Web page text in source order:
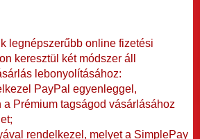
legnépszerűbb online fizetési
keresztül két módszer áll
lebonyolításához:
PayPal egyenleggel,
Prémium tagságod vásárlásához
rendelkezel, melyet a SimplePay